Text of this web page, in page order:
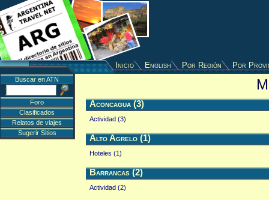
Inicio English Por Región Por
Aconcagua (3)
Actividad (3)
Alto Agrelo (1)
Hoteles (1)
Barrancas (2)
Actividad (2)
Buscar en ATN
Foro
Clasificados
Relatos de viajes
Sugerir Sitios